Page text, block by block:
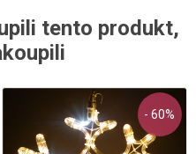
tento produkt,
- 60%